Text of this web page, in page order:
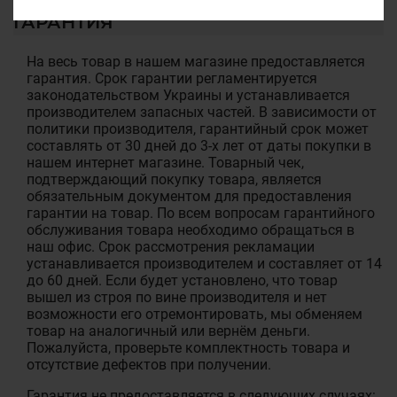
ГАРАНТИЯ
На весь товар в нашем магазине предоставляется
гарантия. Срок гарантии регламентируется
законодательством Украины и устанавливается
производителем запасных частей. В зависимости от
политики производителя, гарантийный срок может
составлять от 30 дней до 3-х лет от даты покупки в
нашем интернет магазине. Товарный чек,
подтверждающий покупку товара, является
обязательным документом для предоставления
гарантии на товар. По всем вопросам гарантийного
обслуживания товара необходимо обращаться в
наш офис. Срок рассмотрения рекламации
устанавливается производителем и составляет от 14
до 60 дней. Если будет установлено, что товар
вышел из строя по вине производителя и нет
возможности его отремонтировать, мы обменяем
товар на аналогичный или вернём деньги.
Пожалуйста, проверьте комплектность товара и
отсутствие дефектов при получении.